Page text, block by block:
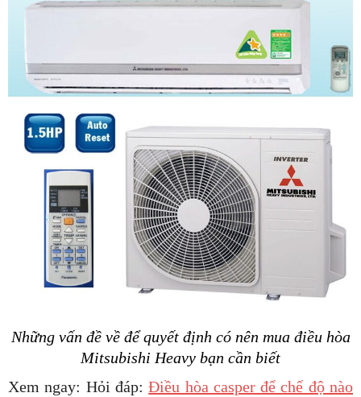
Những vấn đề về để quyết định có nên mua điều hòa
Mitsubishi Heavy bạn cần biết
Xem ngay: Hỏi đáp:Điều hòa casper để chế độ nào